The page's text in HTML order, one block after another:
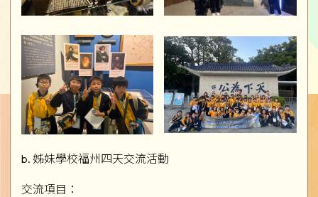
b. 姊妹學校福州四天交流活動
交流項目：